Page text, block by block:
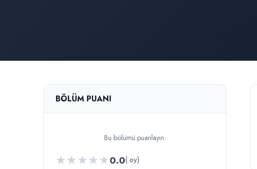
BÖLÜM PUANI
Bu bölümü puanlayın:
★★★★★0.0( oy)